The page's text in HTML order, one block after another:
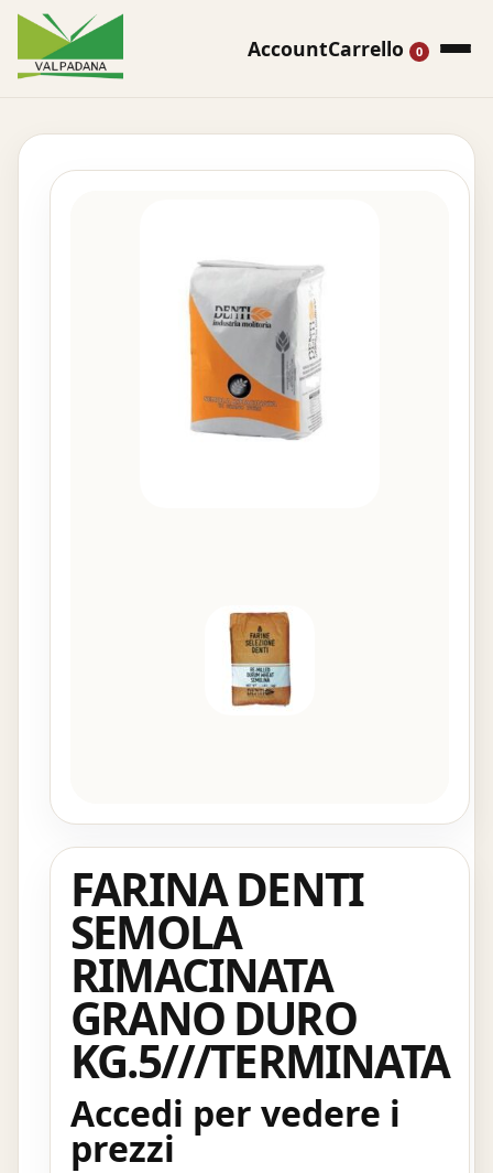
AccountCarrello 0
FARINA DENTI
SEMOLA
RIMACINATA
GRANO DURO
KG.5///TERMINATA
Accedi per vedere i
prezzi